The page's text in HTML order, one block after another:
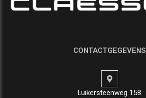
CONTACTGEGEVENS
Luikersteenweg 158